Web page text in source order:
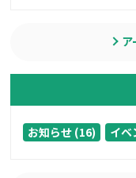
お知らせ (16) イベ